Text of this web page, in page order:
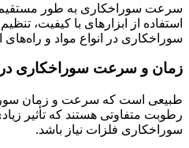
سرعت سوراخکاری به طور مستقیم
استفاده از ابزارهای با کیفیت،
سوراخکاری در انواع مواد و
زمان و سرعت سوراخکاری
طبیعی است که سرعت و زمان
رطوبت متفاوتی هستند که تأثیر
سوراخکاری فلزات نیاز باشد.